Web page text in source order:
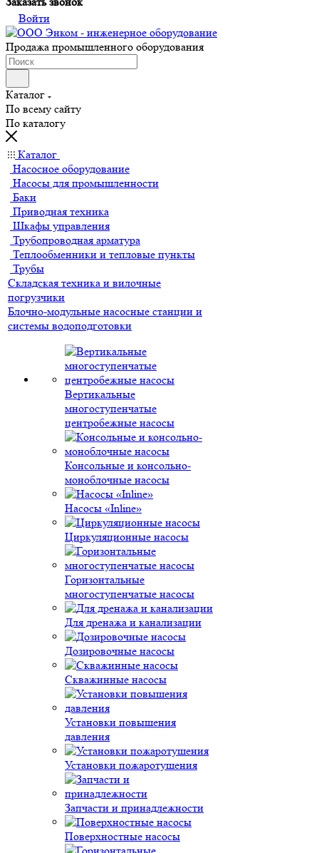
Войти
Продажа промышленного оборудования
Каталог
По всему сайту
По каталогу
Каталог
Насосное оборудование
Насосы для промышленности
Баки
Приводная техника
Шкафы управления
Трубопроводная арматура
Теплообменники и тепловые пункты
Трубы
Складская техника и вилочные
погрузчики
Блочно-модульные насосные станции и
системы водоподготовки
Вертикальные
многоступенчатые
центробежные насосы
Консольные и консольно-
моноблочные насосы
Насосы «Inline»
Циркуляционные насосы
Горизонтальные
многоступенчатые насосы
Для дренажа и канализации
Дозировочные насосы
Скважинные насосы
Установки повышения
давления
Установки пожаротушения
Запчасти и принадлежности
Поверхностные насосы